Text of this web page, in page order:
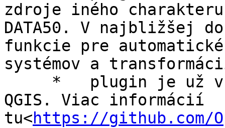
zdroje iného
DATA50. V najbližšej
funkcie pre
systémov a
QGIS. Viac informácií
tu<https://github.com/